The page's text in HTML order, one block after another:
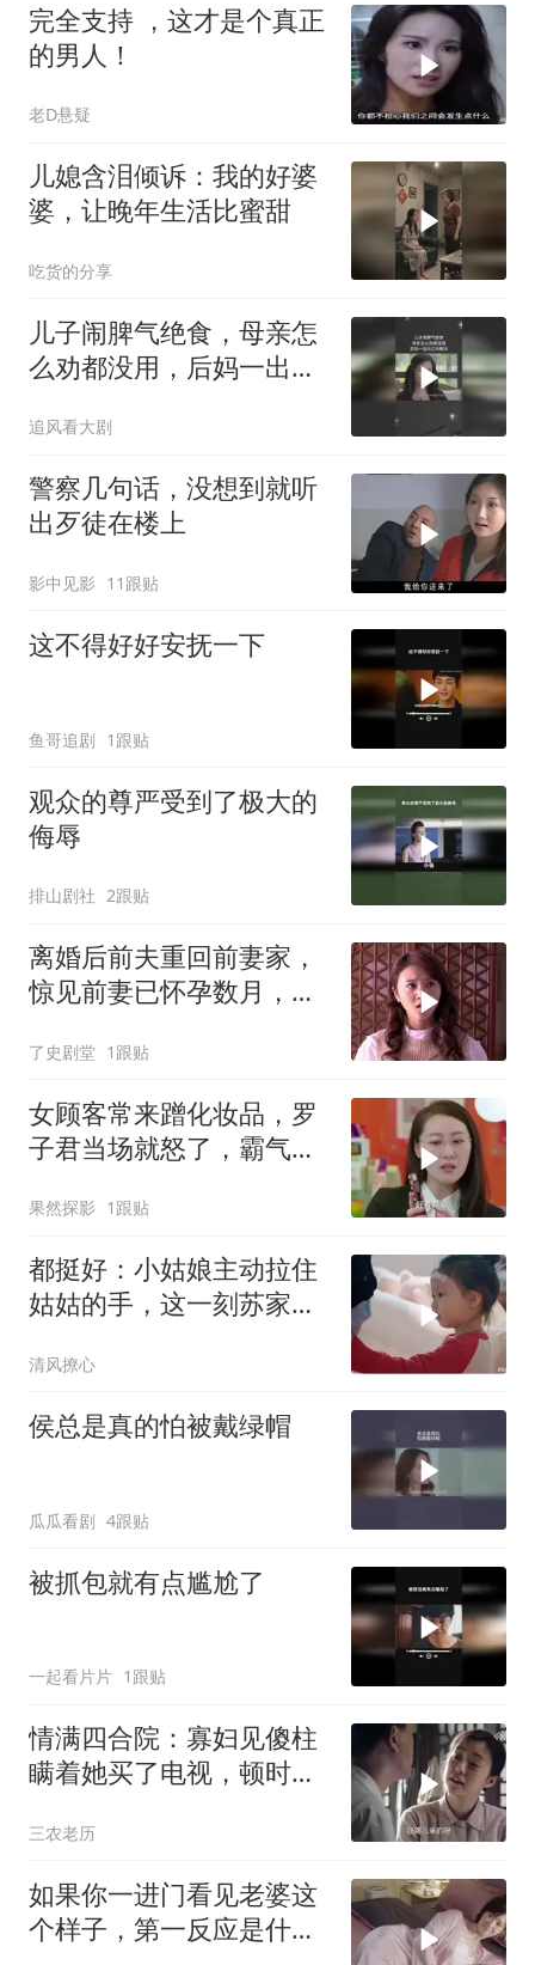
完全支持 ，这才是个真正
的男人！
老D悬疑
儿媳含泪倾诉：我的好婆
婆，让晚年生活比蜜甜
吃货的分享
儿子闹脾气绝食，母亲怎
么劝都没用，后妈一出马
追风看大剧
警察几句话，没想到就听
出歹徒在楼上
影中见影 11跟贴
这不得好好安抚一下
鱼哥追剧 1跟贴
观众的尊严受到了极大的
侮辱
排山剧社 2跟贴
离婚后前夫重回前妻家，
惊见前妻已怀孕数月，前
了史剧堂 1跟贴
女顾客常来蹭化妆品，罗
子君当场就怒了，霸气回
果然探影 1跟贴
都挺好：小姑娘主动拉住
姑姑的手，这一刻苏家才
清风撩心
侯总是真的怕被戴绿帽
瓜瓜看剧 4跟贴
被抓包就有点尴尬了
一起看片片 1跟贴
情满四合院：寡妇见傻柱
瞒着她买了电视，顿时气
三农老历
如果你一进门看见老婆这
个样子，第一反应是什